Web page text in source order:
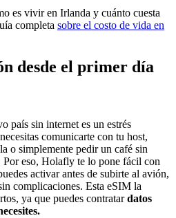
es vivir en Irlanda y cuánto cuesta
completa sobre el costo de vida en
desde el primer día
país sin internet es un estrés
comunicarte con tu host,
o simplemente pedir un café sin
Por eso, Holafly te lo pone fácil con
activar antes de subirte al avión,
complicaciones. Esta eSIM la
ya que puedes contratardatos